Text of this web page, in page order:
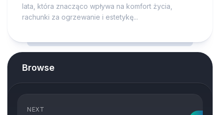
lata, która znacząco wpływa na komfort życia,
rachunki za ogrzewanie i estetykę...
Browse
NEXT